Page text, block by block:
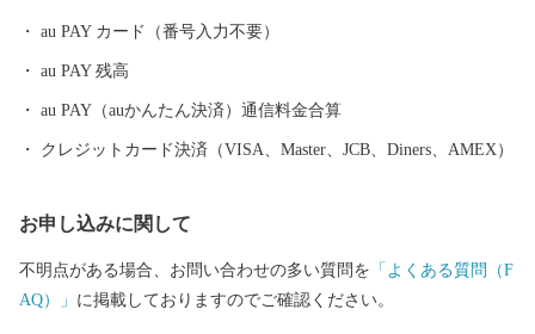
au PAY カード（番号入力不要）
au PAY 残高
au PAY（auかんたん決済）通信料金合算
クレジットカード決済（VISA、Master、JCB、Diners、AMEX）
お申し込みに関して
不明点がある場合、お問い合わせの多い質問を 「よくある質問（F
AQ）」 に掲載しておりますのでご確認ください。